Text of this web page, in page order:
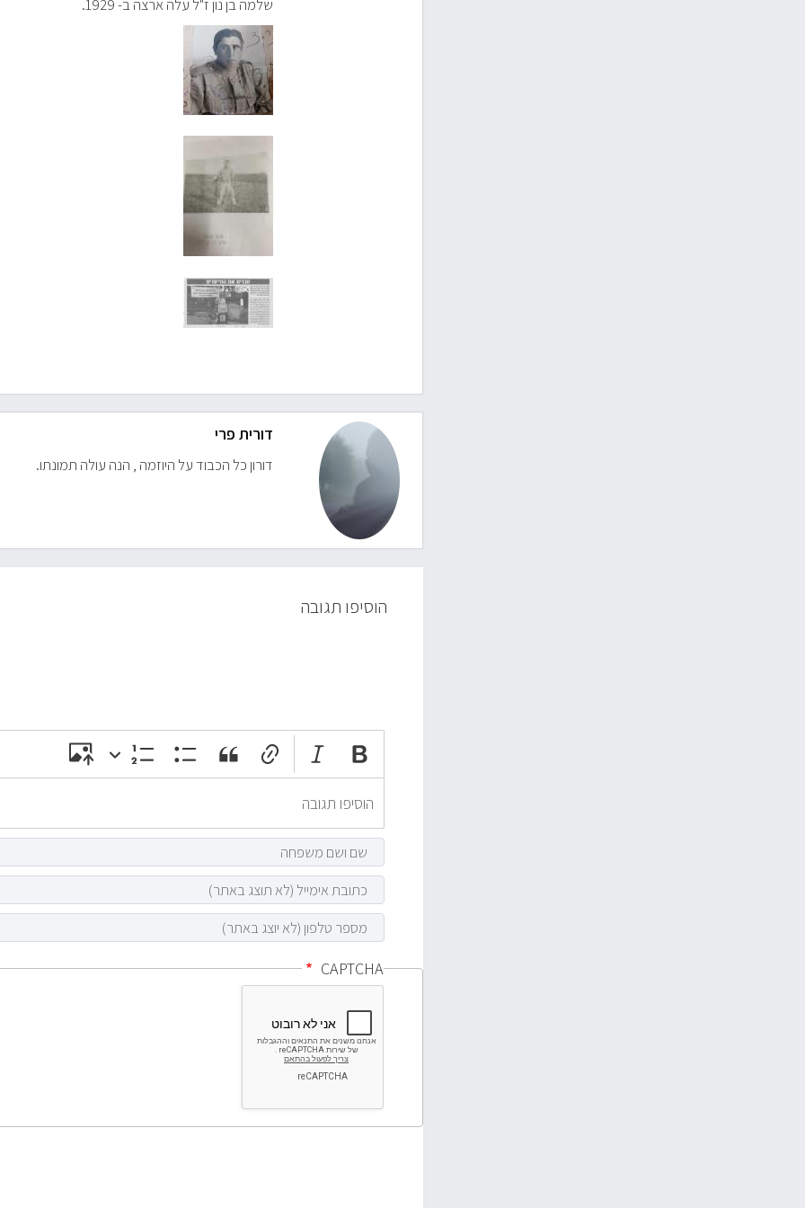
שלמה בן נון ז"ל עלה ארצה ב- 1929.
דורית פרי
דורון כל הכבוד על היוזמה , הנה עולה תמונתו.
הוסיפו תגובה
CAPTCHA